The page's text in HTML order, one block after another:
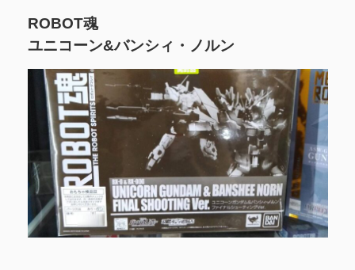
ROBOT魂
ユニコーン&バンシィ・ノルン